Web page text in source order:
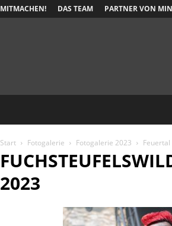
MITMACHEN! DAS TEAM PARTNER VON
Start Fotogalerie Fotogalerie 2023
2023